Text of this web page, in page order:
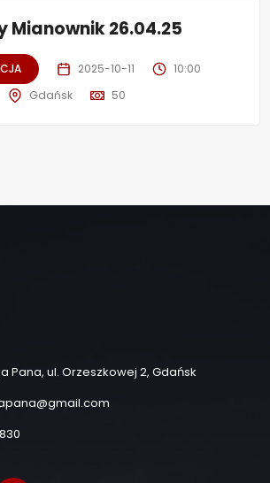
Mianownik 26.04.25
2025-10-11
10:00
Gdańsk 50
Pana, ul. Orzeszkowej 2, Gdańsk